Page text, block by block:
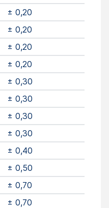
± 0,20
± 0,20
± 0,20
± 0,20
± 0,30
± 0,30
± 0,30
± 0,30
± 0,40
± 0,50
± 0,70
± 0,70